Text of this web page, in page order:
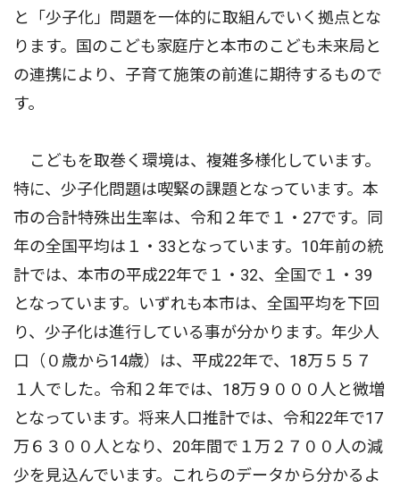
と「少子化」問題を一体的に取組んでいく拠点とな
ります。国のこども家庭庁と本市のこども未来局と
の連携により、子育て施策の前進に期待するもので
す。
こどもを取巻く環境は、複雑多様化しています。
特に、少子化問題は喫緊の課題となっています。本
市の合計特殊出生率は、令和２年で１・27です。同
年の全国平均は１・33となっています。10年前の統
計では、本市の平成22年で１・32、全国で１・39
となっています。いずれも本市は、全国平均を下回
り、少子化は進行している事が分かります。年少人
口（０歳から14歳）は、平成22年で、18万５５７
１人でした。令和２年では、18万９０００人と微増
となっています。将来人口推計では、令和22年で17
万６３００人となり、20年間で１万２７００人の減
少を見込んでいます。これらのデータから分かるよ